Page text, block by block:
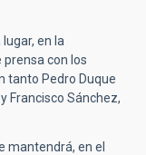
en la
prensa con los
tanto Pedro Duque
Francisco Sánchez,
mantendrá, en el